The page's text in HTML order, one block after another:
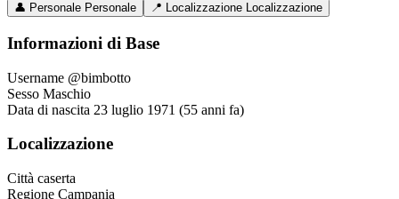
👤 Personale Personale 📍 Localizzazione Localizzazione
Informazioni di Base
Username @bimbotto
Sesso Maschio
Data di nascita 23 luglio 1971 (55 anni fa)
Localizzazione
Città caserta
Regione Campania